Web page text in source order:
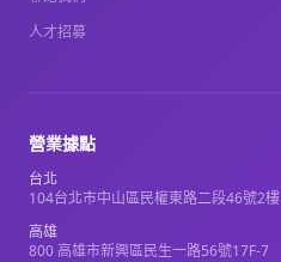
人才招募
營業據點
台北
104台北市中山區民權東路二段46號2樓
高雄
800 高雄市新興區民生一路56號17F-7